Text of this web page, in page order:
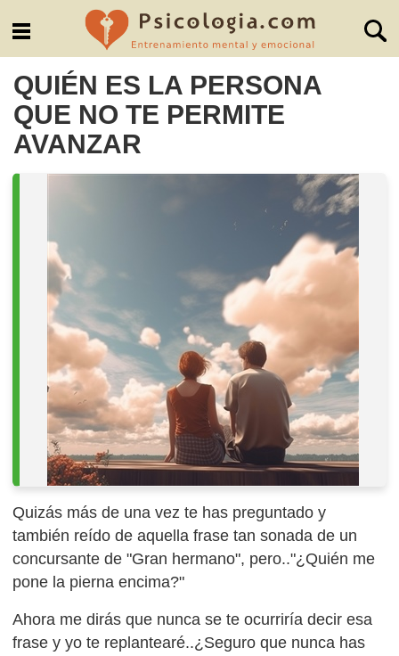
QUIÉN ES LA PERSONA
QUE NO TE PERMITE
AVANZAR
Quizás más de una vez te has preguntado y
también reído de aquella frase tan sonada de un
concursante de "Gran hermano", pero.."¿Quién me
pone la pierna encima?"
Ahora me dirás que nunca se te ocurriría decir esa
frase y yo te replantearé..¿Seguro que nunca has